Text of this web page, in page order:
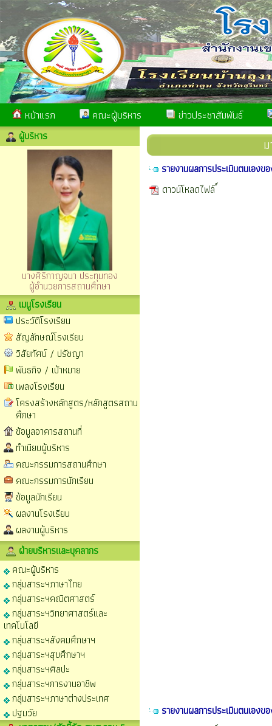
หน้าแรก คณะผู้บริหาร ข่าวประชาสัมพันธ์
ผู้บริหาร
นางศิริกาญจนา ประทุมทอง
ผู้อำนวยการสถานศึกษา
เมนูโรงเรียน
ประวัติโรงเรียน
สัญลักษณ์โรงเรียน
วิสัยทัศน์ / ปรัชญา
พันธกิจ / เป้าหมาย
เพลงโรงเรียน
โครงสร้างหลักสูตร/หลักสูตรสถาน
ศึกษา
ข้อมูลอาคารสถานที่
ทำเนียบผู้บริหาร
คณะกรรมการสถานศึกษา
คณะกรรมการนักเรียน
ข้อมูลนักเรียน
ผลงานโรงเรียน
ผลงานผู้บริหาร
ฝ่ายบริหารและบุคลากร
คณะผู้บริหาร
กลุ่มสาระฯภาษาไทย
กลุ่มสาระฯคณิตศาสตร์
กลุ่มสาระฯวิทยาศาสตร์และ
เทคโนโลยี
กลุ่มสาระฯสังคมศึกษาฯ
กลุ่มสาระฯสุขศึกษาฯ
กลุ่มสาระฯศิลปะ
กลุ่มสาระฯการงานอาชีพ
กลุ่มสาระฯภาษาต่างประเทศ
ปฐมวัย
รายงานผลการประเมินตนเอง
ดาวน์โหลดไฟล์
รายงานผลการประเมินตนเอง